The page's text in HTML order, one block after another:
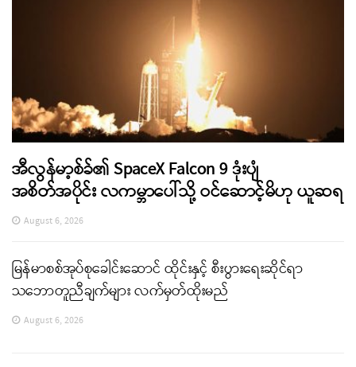
အီလွန်မာ့စ်ခ်၏ SpaceX Falcon 9 ဒုံးပျံ
အစိတ်အပိုင်း လကမ္ဘာပေါ်သို့ ဝင်ဆောင့်မိဟု ယူဆရ
August 6, 2026
မြန်မာစစ်အုပ်စုခေါင်းဆောင် ထိုင်းနှင့် စီးပွားရေးဆိုင်ရာ
သဘောတူညီချက်များ လက်မှတ်ထိုးမည်
August 6, 2026